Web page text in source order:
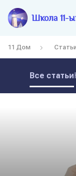
Школа 11-
11 Дом Статьи
Все статьи